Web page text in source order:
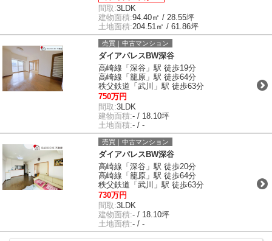
間取:3LDK
建物面積:94.40㎡ / 28.55坪
土地面積:204.51㎡ / 61.86坪
売買｜中古マンション
ダイアパレスBW深谷
高崎線「深谷」駅 徒歩19分
高崎線「籠原」駅 徒歩64分
秩父鉄道「武川」駅 徒歩63分
750万円
間取:3LDK
建物面積:- / 18.10坪
土地面積:- / -
売買｜中古マンション
ダイアパレスBW深谷
高崎線「深谷」駅 徒歩20分
高崎線「籠原」駅 徒歩64分
秩父鉄道「武川」駅 徒歩63分
730万円
間取:3LDK
建物面積:- / 18.10坪
土地面積:- / -